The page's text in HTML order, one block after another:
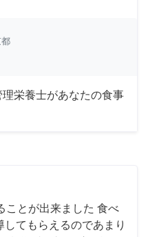
栄養士があなたの食事
ことが出来ました 食べ
てもらえるのであまり